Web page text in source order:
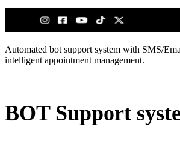
Automated bot support system with SMS/
intelligent appointment management.
BOT Support